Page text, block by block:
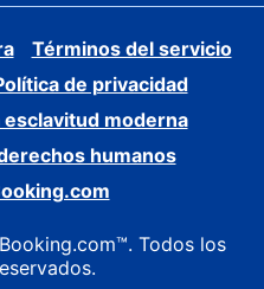
Términos del servicio
de privacidad
moderna
humanos
Todos los